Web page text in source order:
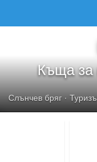
Къща за
Слънчев бряг ·